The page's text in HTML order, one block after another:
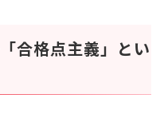
合格点主義」とい